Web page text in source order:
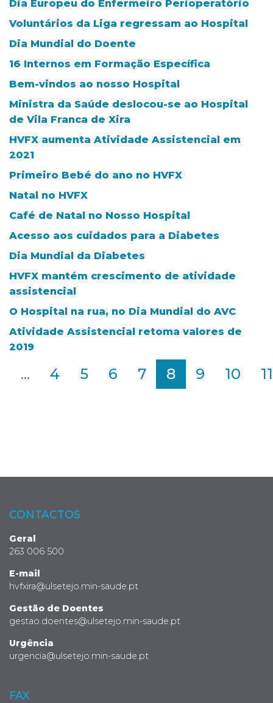
Dia Europeu do Enfermeiro Perioperatório
Voluntários da Liga regressam ao Hospital
Dia Mundial do Doente
16 Internos em Formação Específica
Bem-vindos ao nosso Hospital
Ministra da Saúde deslocou-se ao Hospital
de Vila Franca de Xira
HVFX aumenta Atividade Assistencial em
2021
Primeiro Bebé do ano no HVFX
Natal no HVFX
Café de Natal no Nosso Hospital
Acesso aos cuidados para a Diabetes
Dia Mundial da Diabetes
HVFX mantém crescimento de atividade
assistencial
O Hospital na rua, no Dia Mundial do AVC
Atividade Assistencial retoma valores de
2019
... 4 5 6 7 8 9 10 11
CONTACTOS
Geral
263 006 500
E-mail
hvfxira@ulsetejo.min-saude.pt
Gestão de Doentes
gestao.doentes@ulsetejo.min-saude.pt
Urgência
urgencia@ulsetejo.min-saude.pt
FAX